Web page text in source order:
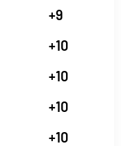
+9
+10
+10
+10
+10